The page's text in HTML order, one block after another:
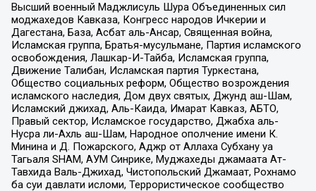
Высший военный Маджлисуль Шура Объединенных сил
моджахедов Кавказа, Конгресс народов Ичкерии и
Дагестана, База, Асбат аль-Ансар, Священная война,
Исламская группа, Братья-мусульмане, Партия исламского
освобождения, Лашкар-И-Тайба, Исламская группа,
Движение Талибан, Исламская партия Туркестана,
Общество социальных реформ, Общество возрождения
исламского наследия, Дом двух святых, Джунд аш-Шам,
Исламский джихад, Аль-Каида, Имарат Кавказ, АБТО,
Правый сектор, Исламское государство, Джабха аль-
Нусра ли-Ахль аш-Шам, Народное ополчение имени К.
Минина и Д. Пожарского, Аджр от Аллаха Субхану уа
Тагьаля SHAM, АУМ Синрике, Муджахеды джамаата Ат-
Тавхида Валь-Джихад, Чистопольский Джамаат, Рохнамо
ба суи давлати исломи, Террористическое сообщество